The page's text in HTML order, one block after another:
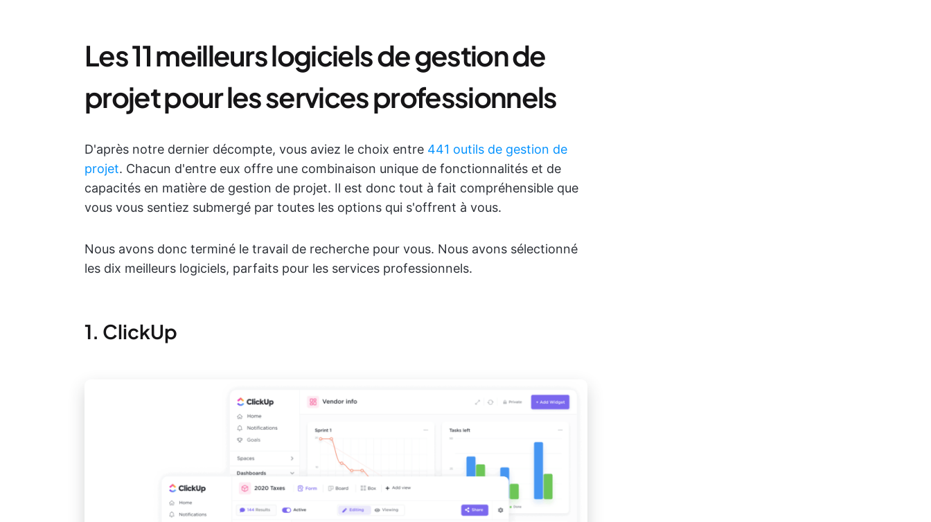
Les 11 meilleurs logiciels de gestion de
projet pour les services professionnels
D'après notre dernier décompte, vous aviez le choix entre 441 outils de gestion de
projet. Chacun d'entre eux offre une combinaison unique de fonctionnalités et de
capacités en matière de gestion de projet. Il est donc tout à fait compréhensible que
vous vous sentiez submergé par toutes les options qui s'offrent à vous.
Nous avons donc terminé le travail de recherche pour vous. Nous avons sélectionné
les dix meilleurs logiciels, parfaits pour les services professionnels.
1. ClickUp